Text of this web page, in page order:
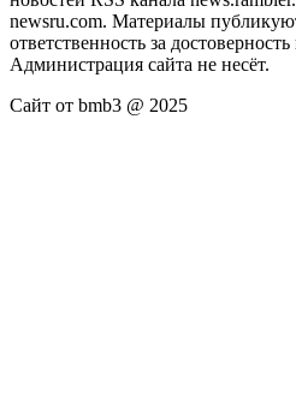
newsru.com. Материалы
ответственность за
Администрация сайта не несёт.
Сайт от bmb3 @ 2025